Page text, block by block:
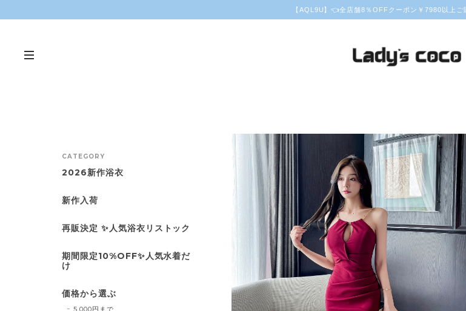
【AQL9U】👈全店舗8％OFFクーポン￥7980以上ご
CATEGORY
2026新作浴衣
新作入荷
再販決定 ✨人気浴衣リストック
期間限定10%OFF✨人気水着だ
け
価格から選ぶ
5,000円まで